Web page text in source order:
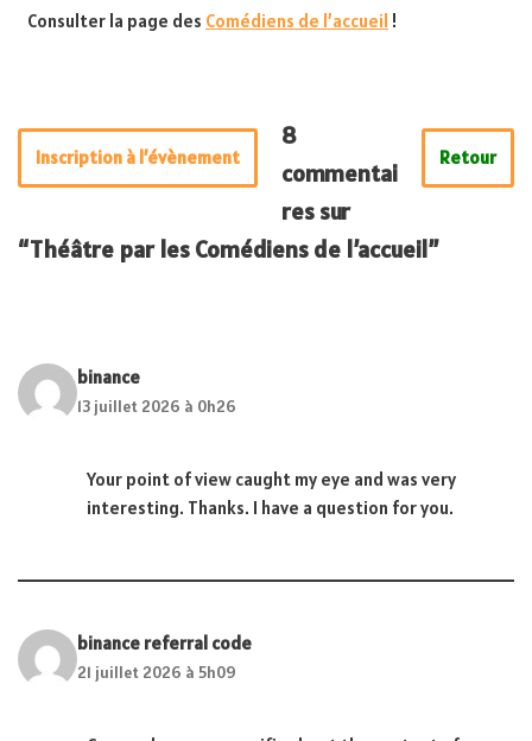
Consulter la page des Comédiens de l’accueil !
Retour
Inscription à l’évènement
8
commentai
res sur
“Théâtre par les Comédiens de l’accueil”
binance
13 juillet 2026 à 0h26
Your point of view caught my eye and was very
interesting. Thanks. I have a question for you.
binance referral code
21 juillet 2026 à 5h09